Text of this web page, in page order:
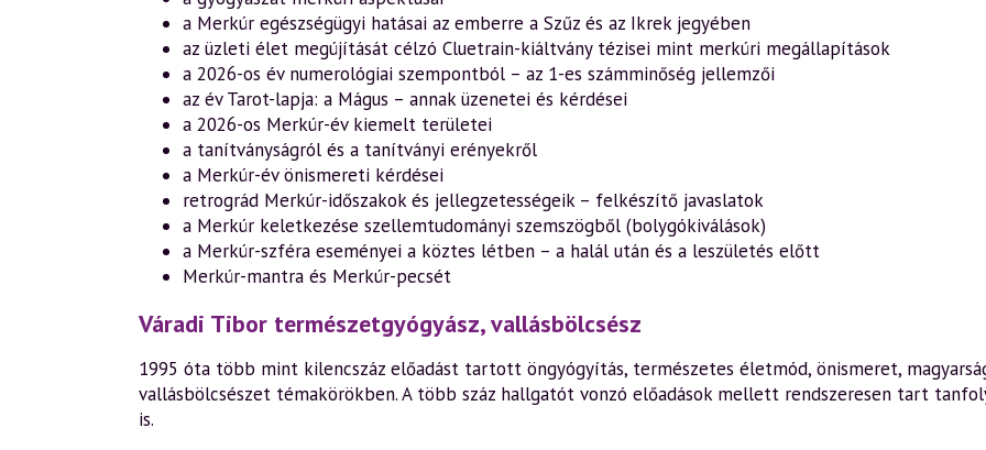
a Merkúr egészségügyi hatásai az emberre a Szűz és az Ikrek jegyében
az üzleti élet megújítását célzó Cluetrain-kiáltvány tézisei mint merkúri megállapítások
a 2026-os év numerológiai szempontból – az 1-es számminőség jellemzői
az év Tarot-lapja: a Mágus – annak üzenetei és kérdései
a 2026-os Merkúr-év kiemelt területei
a tanítványságról és a tanítványi erényekről
a Merkúr-év önismereti kérdései
retrográd Merkúr-időszakok és jellegzetességeik – felkészítő javaslatok
a Merkúr keletkezése szellemtudományi szemszögből (bolygókiválások)
a Merkúr-szféra eseményei a köztes létben – a halál után és a leszületés előtt
Merkúr-mantra és Merkúr-pecsét
Váradi Tibor természetgyógyász, vallásbölcsész
1995 óta több mint kilencszáz előadást tartott öngyógyítás, természetes életmód, önismeret,
vallásbölcsészet témakörökben. A több száz hallgatót vonzó előadások mellett rendszeresen tart
is.